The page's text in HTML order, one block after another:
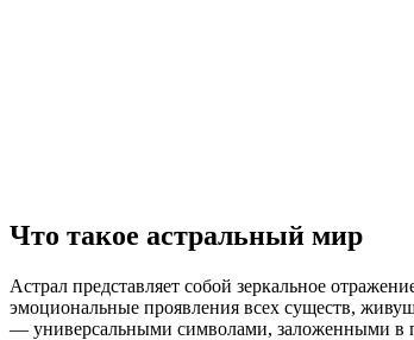
Что такое астральный мир
Астрал представляет собой зеркальное
эмоциональные проявления всех существ,
— универсальными символами, заложенными в